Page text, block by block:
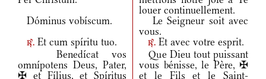
louer continuellement.
Dóminus vobíscum.
Le Seigneur soit avec
vous.
r. Et cum spíritu tuo. r. Et avec votre esprit.
Benedícat vos
omnípotens Deus, Pater,
✠ et Fílius, et Spíritus
Que Dieu tout puissant
vous bénisse, le Père, ✠
et le Fils et le Saint-